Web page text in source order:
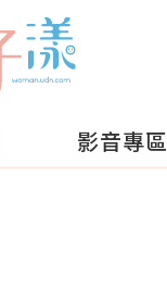
影音專區